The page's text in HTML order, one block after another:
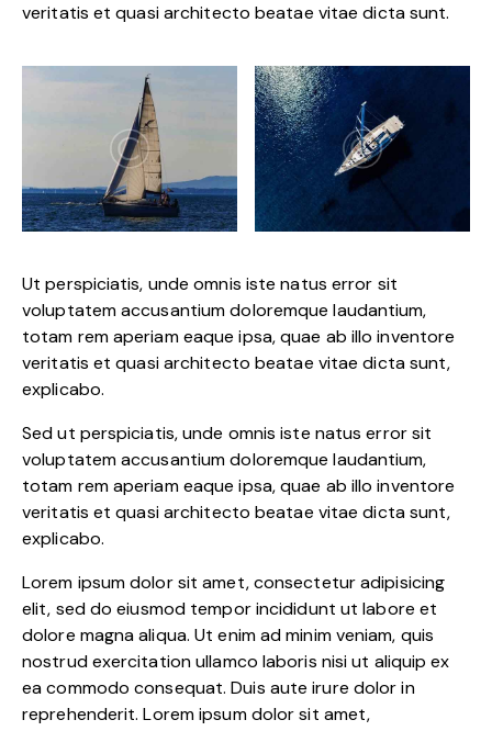
veritatis et quasi architecto beatae vitae dicta sunt.
Ut perspiciatis, unde omnis iste natus error sit
voluptatem accusantium doloremque laudantium,
totam rem aperiam eaque ipsa, quae ab illo inventore
veritatis et quasi architecto beatae vitae dicta sunt,
explicabo.
Sed ut perspiciatis, unde omnis iste natus error sit
voluptatem accusantium doloremque laudantium,
totam rem aperiam eaque ipsa, quae ab illo inventore
veritatis et quasi architecto beatae vitae dicta sunt,
explicabo.
Lorem ipsum dolor sit amet, consectetur adipisicing
elit, sed do eiusmod tempor incididunt ut labore et
dolore magna aliqua. Ut enim ad minim veniam, quis
nostrud exercitation ullamco laboris nisi ut aliquip ex
ea commodo consequat. Duis aute irure dolor in
reprehenderit. Lorem ipsum dolor sit amet,